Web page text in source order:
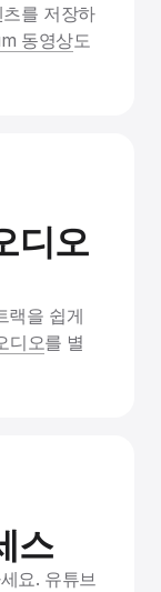
를 저장하
동영상도
디오
랙을 쉽게
디오를 별
스
요. 유튜브